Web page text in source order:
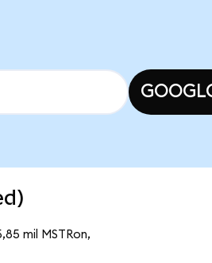
mil MSTRon,